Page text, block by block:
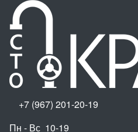
+7 (967) 201-20-19
Пн - Вс 10-19